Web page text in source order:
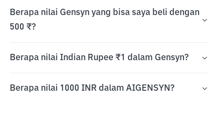
Berapa nilai Gensyn yang bisa saya beli dengan
500 ₹?
Berapa nilai Indian Rupee ₹1 dalam Gensyn?
Berapa nilai 1000 INR dalam AIGENSYN?